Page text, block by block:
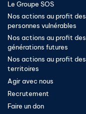
Le Groupe SOS
Nos actions au profit des
personnes vulnérables
Nos actions au profit des
générations futures
Nos actions au profit des
territoires
Agir avec nous
Recrutement
Faire un don